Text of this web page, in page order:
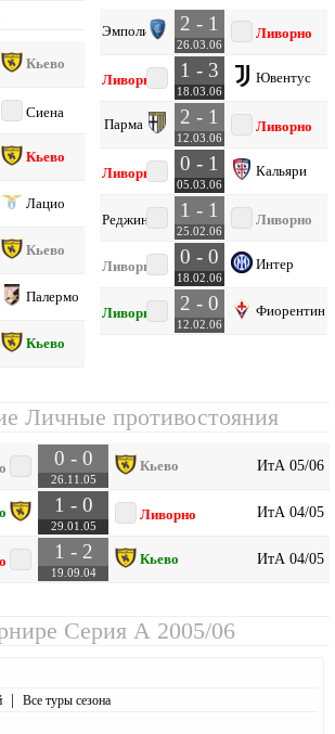
Кьево
Сиена
Кьево
Лацио
Кьево
Палермо
Кьево
Эмполи 2 - 1
26.03.06
Ливорно
Ливорно 1 - 3
18.03.06
Ювентус
Парма 2 - 1
12.03.06
Ливорно
Ливорно 0 - 1
05.03.06
Кальяри
Реджина 1 - 1
25.02.06
Ливорно
Ливорно 0 - 0
18.02.06
Интер
Ливорно 2 - 0
12.02.06
Фиорентина
Личные противостояния
0 - 0
26.11.05
Кьево ИтА 05/06
1 - 0
29.01.05
Ливорно ИтА 04/05
1 - 2
19.09.04
Кьево ИтА 04/05
Серия А 2005/06
| Все туры сезона